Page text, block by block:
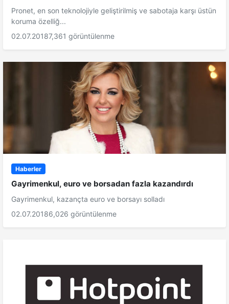
Pronet, en son teknolojiyle geliştirilmiş ve sabotaja karşı üstün
koruma özelliğ...
02.07.20187,361 görüntülenme
Haberler
Gayrimenkul, euro ve borsadan fazla kazandırdı
Gayrimenkul, kazançta euro ve borsayı solladı
02.07.20186,026 görüntülenme